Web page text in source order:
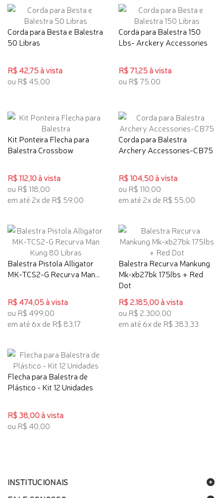
Corda para Besta e Balestra
50 Libras
R$ 42,75 à vista
ou R$ 45,00
Corda para Balestra 150
Lbs- Arckery Accessories
R$ 71,25 à vista
ou R$ 75,00
Kit Ponteira Flecha para
Balestra Crossbow
R$ 112,10 à vista
ou R$ 118,00
em até 2x de R$ 59,00
Corda para Balestra
Archery Accessories-CB75
R$ 104,50 à vista
ou R$ 110,00
em até 2x de R$ 55,00
Balestra Pistola Alligator
MK-TCS2-G Recurva Man...
R$ 474,05 à vista
ou R$ 499,00
em até 6x de R$ 83,17
Balestra Recurva Mankung
Mk-xb27bk 175lbs + Red
Dot
R$ 2.185,00 à vista
ou R$ 2.300,00
em até 6x de R$ 383,33
Flecha para Balestra de
Plástico - Kit 12 Unidades
R$ 38,00 à vista
ou R$ 40,00
INSTITUCIONAIS